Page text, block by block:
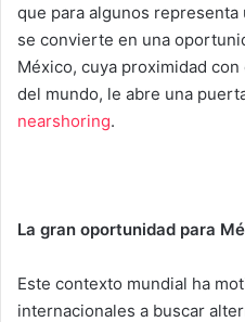
que para algunos
se convierte en una
México, cuya proximidad
del mundo, le abre una
nearshoring.
La gran oportunidad para
Este contexto mundial ha
internacionales a buscar